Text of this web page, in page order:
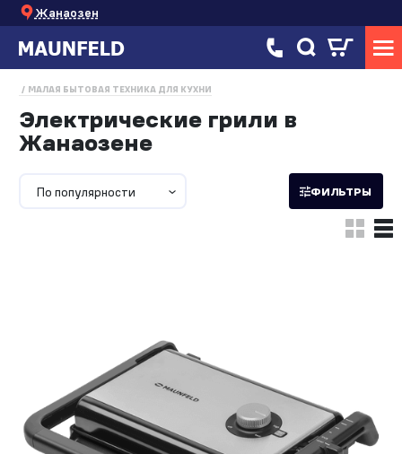
Жанаозен
МАЛАЯ БЫТОВАЯ ТЕХНИКА ДЛЯ КУХНИ
Электрические грили в
Жанаозене
По популярности ФИЛЬТРЫ